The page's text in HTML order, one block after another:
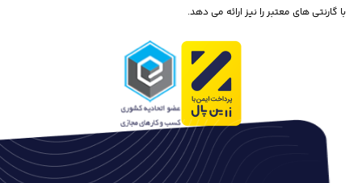
با گارنتی های معتبر را نیز ارائه می دهد.